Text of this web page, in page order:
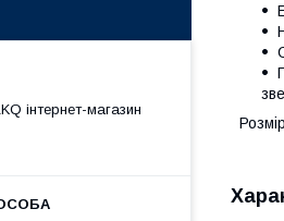
інтернет-магазин